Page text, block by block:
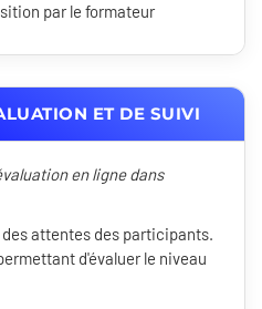
par le formateur
ET DE SUIVI
en ligne dans
attentes des participants.
d'évaluer le niveau